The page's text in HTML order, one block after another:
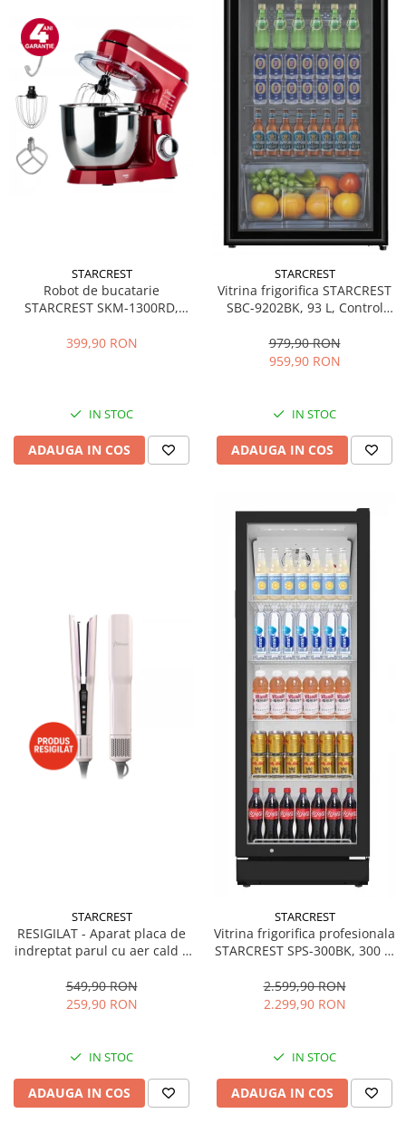
STARCREST
Robot de bucatarie
STARCREST SKM-1300RD,
Accesorii, 10 Viteze + Pulse,
399,90 RON
IN STOC
ADAUGA IN COS
STARCREST
Vitrina frigorifica STARCREST
SBC-9202BK, 93 L, Control
83.2 cm, Negru
979,90 RON
959,90 RON
IN STOC
ADAUGA IN COS
STARCREST
RESIGILAT - Aparat placa de
indreptat parul cu aer cald 2
1300 W, Uscare si indreptare,
Afisaj LCD, Tehnologie cu ioni
549,90 RON
259,90 RON
IN STOC
ADAUGA IN COS
STARCREST
Vitrina frigorifica profesionala
STARCREST SPS-300BK, 300 L,
LED, H 169.5 cm, Negru
2.599,90 RON
2.299,90 RON
IN STOC
ADAUGA IN COS